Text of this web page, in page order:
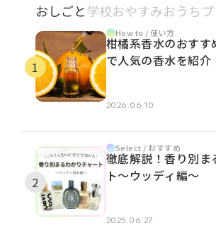
おしごと学校おやすみおうち
How to / 使い方
柑橘系香水のおすす
で人気の香水を紹介
2026.06.10
Select / おすすめ
徹底解説！香り別ま
ト～ウッディ編～
2025.06.27